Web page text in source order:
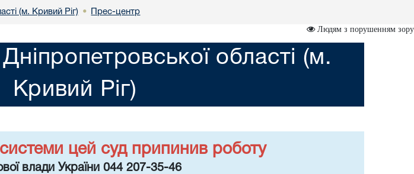
(м. Кривий Ріг) • Прес-центр
Людям з порушенням зору
області (м.
Кривий Ріг)
цей суд припинив роботу
влади України 044 207-35-46